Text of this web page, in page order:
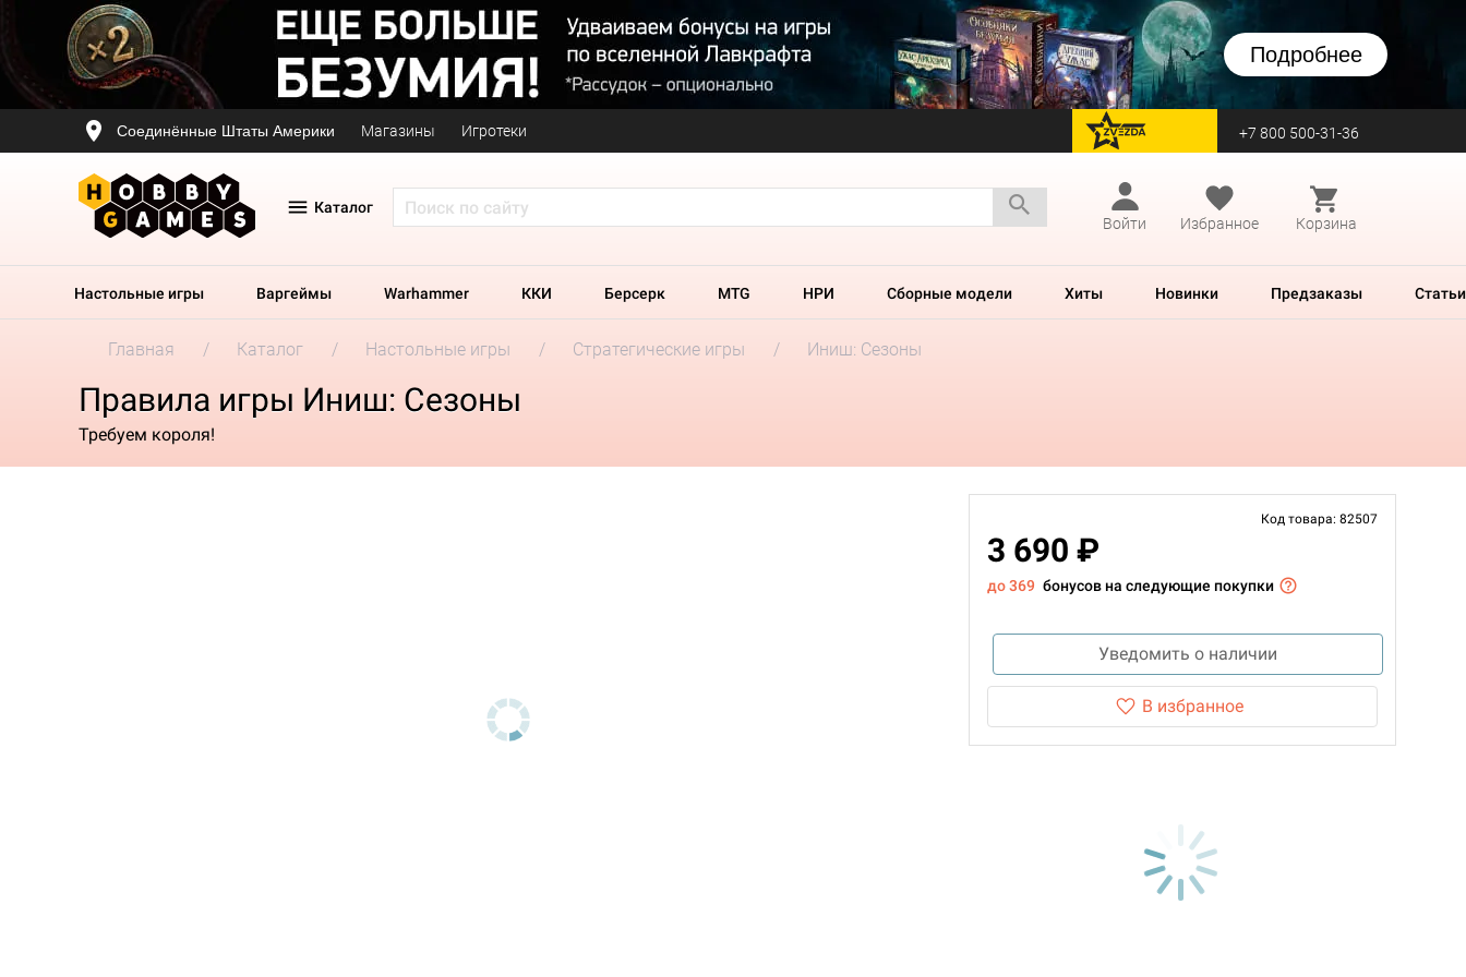
Подробнее
Соединённые Штаты Америки Магазины Игротеки перейти на Zvezda +7 800 500-31-36
Каталог
Войти
Избранное Корзина
Настольные игры Варгеймы Warhammer ККИ Берсерк MTG НРИ Сборные модели Хиты Новинки Предзаказы Статьи
Главная Каталог Настольные игры Стратегические игры Иниш: Сезоны
Правила игры Иниш: Сезоны
Требуем короля!
Код товара: 82507
3 690 ₽
до 369 бонусов на следующие покупки
Уведомить о наличии
В избранное